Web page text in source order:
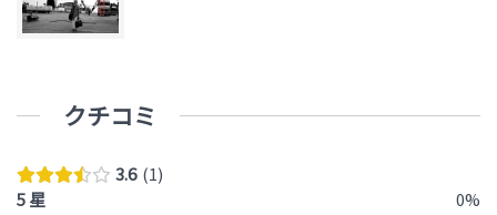
クチコミ
3.6 1
5 星
0%